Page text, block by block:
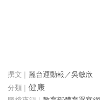
麗台運動報／吳敏欣
健康